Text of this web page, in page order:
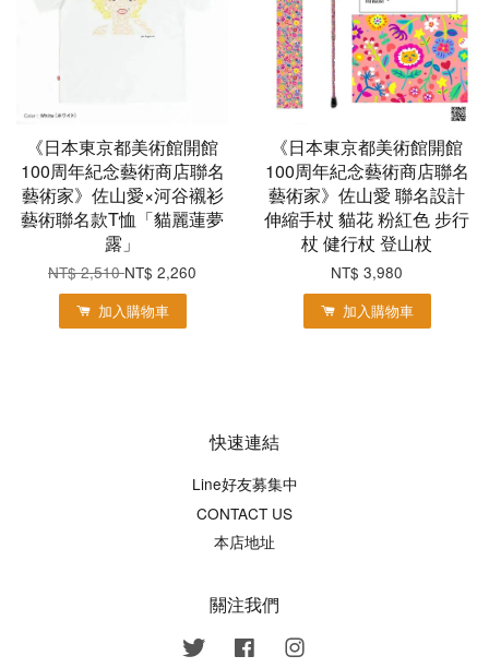
《日本東京都美術館開館
100周年紀念藝術商店聯名
藝術家》佐山愛×河谷襯衫
藝術聯名款T恤「貓麗蓮夢
露」
NT$ 2,510NT$ 2,260
加入購物車
《日本東京都美術館開館
100周年紀念藝術商店聯名
藝術家》佐山愛 聯名設計
伸縮手杖 貓花 粉紅色 步行
杖 健行杖 登山杖
NT$ 3,980
加入購物車
快速連結
Line好友募集中
CONTACT US
本店地址
關注我們
Twitter Facebook